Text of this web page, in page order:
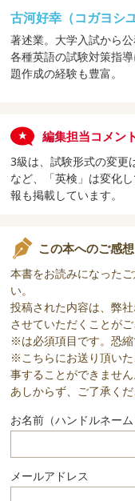
古河好幸（コガヨシ
著述業。大学入試から
各種英語の試験対策指
題作成の経験も豊富。
編集担当コメント
3級は、試験形式の変更
など、「英検」は変化
報も掲載しています。
この本へのご感
本書をお読みになった
い。
投稿された内容は、弊
させていただくことがご
※は必須項目です。恐縮
※こちらにお送り頂い
事することができません
あしからず、ご了承く
お名前（ハンドルネーム
メールアドレス